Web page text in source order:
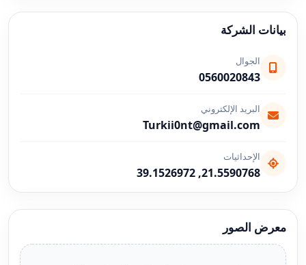
بيانات الشركة
الجوال
0560020843
البريد الإلكتروني
Turkii0nt@gmail.com
الإحداثيات
21.5590768, 39.1526972
معرض الصور